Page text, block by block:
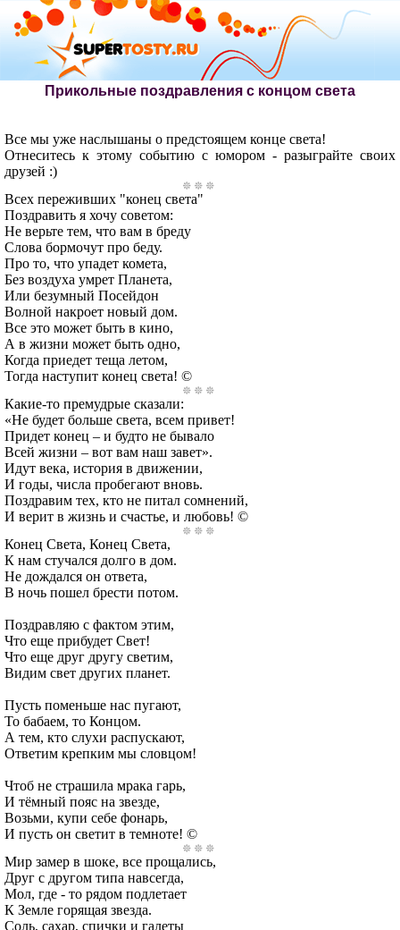
Прикольные поздравления с концом света
Все мы уже наслышаны о предстоящем конце света!
Отнеситесь к этому событию с юмором - разыграйте своих
друзей :)
Всех переживших "конец света"
Поздравить я хочу советом:
Не верьте тем, что вам в бреду
Слова бормочут про беду.
Про то, что упадет комета,
Без воздуха умрет Планета,
Или безумный Посейдон
Волной накроет новый дом.
Все это может быть в кино,
А в жизни может быть одно,
Когда приедет теща летом,
Тогда наступит конец света! ©
Какие-то премудрые сказали:
«Не будет больше света, всем привет!
Придет конец – и будто не бывало
Всей жизни – вот вам наш завет».
Идут века, история в движении,
И годы, числа пробегают вновь.
Поздравим тех, кто не питал сомнений,
И верит в жизнь и счастье, и любовь! ©
Конец Света, Конец Света,
К нам стучался долго в дом.
Не дождался он ответа,
В ночь пошел брести потом.
Поздравляю с фактом этим,
Что еще прибудет Свет!
Что еще друг другу светим,
Видим свет других планет.
Пусть поменьше нас пугают,
То бабаем, то Концом.
А тем, кто слухи распускают,
Ответим крепким мы словцом!
Чтоб не страшила мрака гарь,
И тёмный пояс на звезде,
Возьми, купи себе фонарь,
И пусть он светит в темноте! ©
Мир замер в шоке, все прощались,
Друг с другом типа навсегда,
Мол, где - то рядом подлетает
К Земле горящая звезда.
Соль, сахар, спички и галеты